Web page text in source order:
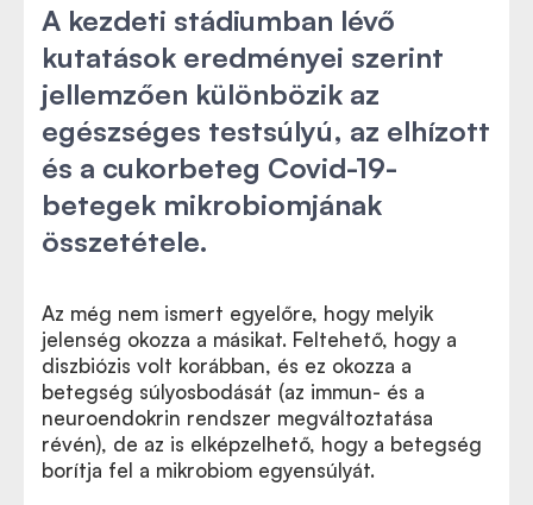
A kezdeti stádiumban lévő
kutatások eredményei szerint
jellemzően különbözik az
egészséges testsúlyú, az elhízott
és a cukorbeteg Covid-19-
betegek mikrobiomjának
összetétele.
Az még nem ismert egyelőre, hogy melyik
jelenség okozza a másikat. Feltehető, hogy a
diszbiózis volt korábban, és ez okozza a
betegség súlyosbodását (az immun- és a
neuroendokrin rendszer megváltoztatása
révén), de az is elképzelhető, hogy a betegség
borítja fel a mikrobiom egyensúlyát.